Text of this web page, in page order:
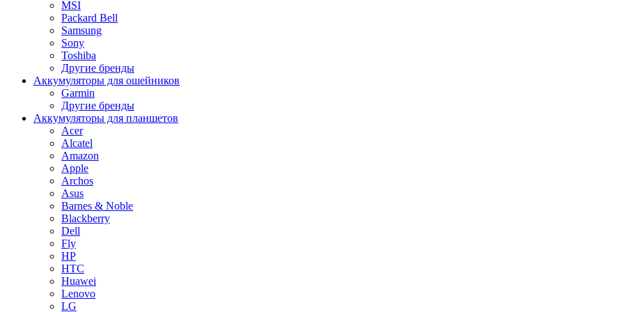
MSI
Packard Bell
Samsung
Sony
Toshiba
Другие бренды
Аккумуляторы для ошейников
Garmin
Другие бренды
Аккумуляторы для планшетов
Acer
Alcatel
Amazon
Apple
Archos
Asus
Barnes & Noble
Blackberry
Dell
Fly
HP
HTC
Huawei
Lenovo
LG